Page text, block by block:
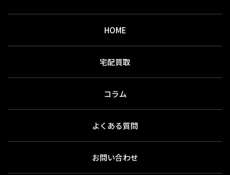
HOME
宅配買取
コラム
よくある質問
お問い合わせ